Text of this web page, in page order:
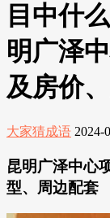
目中什
明广泽
及房价
大家猜成语 2024-
昆明广泽中心
型、周边配套